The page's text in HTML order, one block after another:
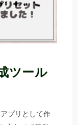
ツール
プリとして作